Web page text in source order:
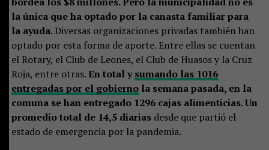
la única que ha optado por la canasta familiar para
la ayuda.Diversas organizaciones privadas también han
optado por esta forma de aporte. Entre ellas se cuentan
el Rotary, el Club de Leones, el Club de Huasos y la Cruz
Roja, entre otras. En total ysumando las 1016
entregadas por el gobiernola semana pasada, en la
comuna se han entregado 1296 cajas alimenticias. Un
promedio total de 14,5 diariasdesde que partió el
estado de emergencia por la pandemia.